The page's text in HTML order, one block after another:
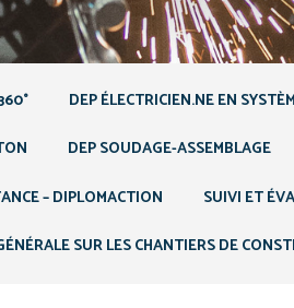
DEP ÉLECTRICIEN.NE EN
DEP SOUDAGE-ASSEMBLAGE
– DIPLOMACTION
SUIVI ET
SUR LES CHANTIERS DE